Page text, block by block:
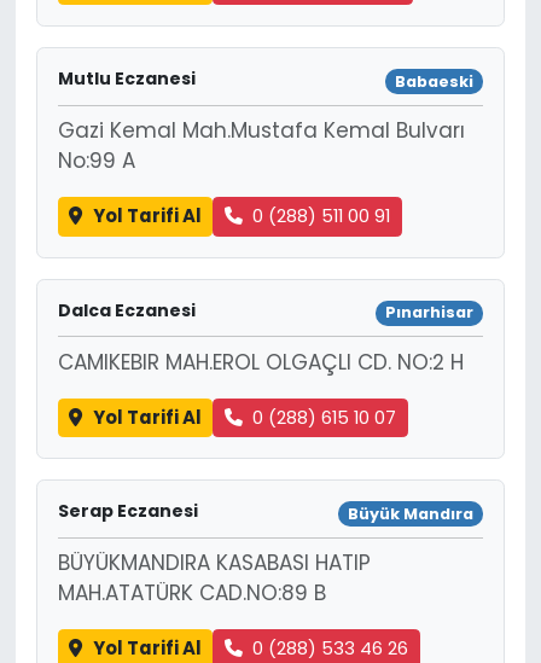
Mutlu Eczanesi Babaeski
Gazi Kemal Mah.Mustafa Kemal Bulvarı
No:99 A
Yol Tarifi Al 0 (288) 511 00 91
Dalca Eczanesi Pınarhisar
CAMIKEBIR MAH.EROL OLGAÇLI CD. NO:2 H
Yol Tarifi Al 0 (288) 615 10 07
Serap Eczanesi Büyük Mandıra
BÜYÜKMANDIRA KASABASI HATIP
MAH.ATATÜRK CAD.NO:89 B
Yol Tarifi Al 0 (288) 533 46 26